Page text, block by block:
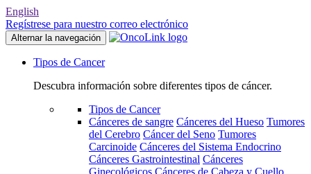
English
Regístrese para nuestro correo electrónico
Alternar la navegación
Tipos de Cancer
Descubra información sobre diferentes tipos de cáncer.
Tipos de Cancer
Cánceres de sangre Cánceres del Hueso Tumores
del Cerebro Cáncer del Seno Tumores
Carcinoide Cánceres del Sistema Endocrino
Cánceres Gastrointestinal Cánceres
Ginecológicos Cánceres de Cabeza y Cuello